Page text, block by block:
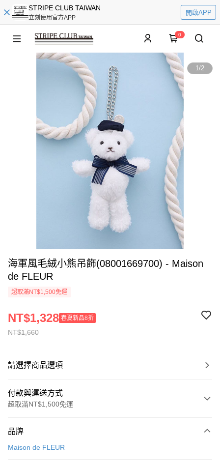
STRIPE CLUB TAIWAN
立刻使用官方APP
開啟APP
0
1/2
海軍風毛絨小熊吊飾(08001669700) - Maison
de FLEUR
超取滿NT$1,500免運
NT$1,660
NT$1,328 春夏新品8折
請選擇商品選項
付款與運送方式
超取滿NT$1,500免運
信用卡一次付款
品牌
Maison de FLEUR